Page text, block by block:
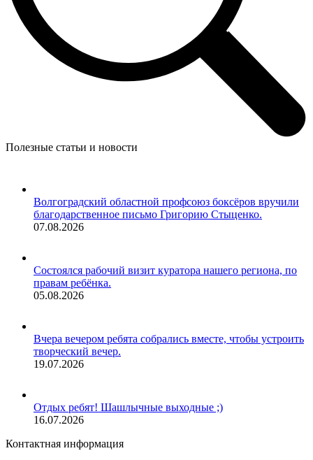
Полезные статьи и новости
Волгоградский областной профсоюз боксёров вручили
благодарственное письмо Григорию Стыценко.
07.08.2026
Состоялся рабочий визит куратора нашего региона, по
правам ребёнка.
05.08.2026
Вчера вечером ребята собрались вместе, чтобы устроить
творческий вечер.
19.07.2026
Отдых ребят! Шашлычные выходные ;)
16.07.2026
Контактная информация